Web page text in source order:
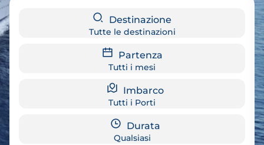
Destinazione
Tutte le destinazioni
Partenza
Tutti i mesi
Imbarco
Tutti i Porti
Durata
Qualsiasi